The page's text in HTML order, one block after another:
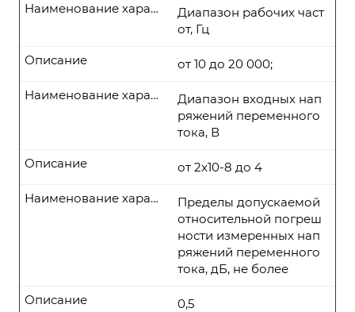
Диапазон рабочих част
от, Гц
Наименование характеристики
от 10 до 20 000;
Описание
Диапазон входных нап
ряжений переменного
тока, В
Наименование характеристики
от 2x10-8 до 4
Описание
Пределы допускаемой
относительной погреш
ности измеренных нап
ряжений переменного
тока, дБ, не более
Наименование характеристики
0,5
Описание